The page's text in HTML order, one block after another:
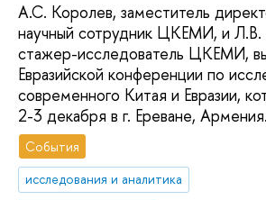
А.С. Королев, заместитель
научный сотрудник ЦКЕМИ, и Л.В.
стажер-исследователь ЦКЕМИ,
Евразийской конференции по
современного Китая и Евразии,
2-3 декабря в г. Ереване, Армения.
События
исследования и аналитика